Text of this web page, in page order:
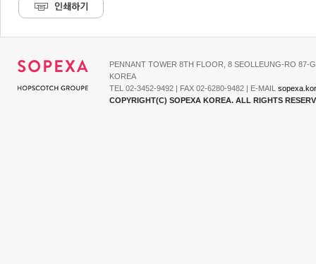
PENNANT TOWER 8TH FLOOR, 8 SEOLLEUNG-RO 87-
KOREA
TEL 02-3452-9492 | FAX 02-6280-9482 | E-MAIL
COPYRIGHT(C) SOPEXA KOREA. ALL RIGHTS